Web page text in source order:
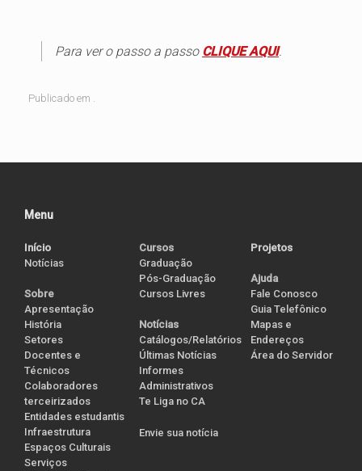
Para ver o passo a passo CLIQUE AQUI.
Publicado em .
Menu
Início
Notícias
Sobre
Apresentação
História
Setores
Docentes e
Técnicos
Colaboradores
terceirizados
Entidades estudantis
Infraestrutura
Espaços Culturais
Serviços
Cursos
Graduação
Pós-Graduação
Cursos Livres
Notícias
Catálogos/Relatórios
Últimas Notícias
Informes
Administrativos
Te Liga no CA
Envie sua notícia
Projetos
Ajuda
Fale Conosco
Guia Telefônico
Mapas e
Endereços
Área do Servidor